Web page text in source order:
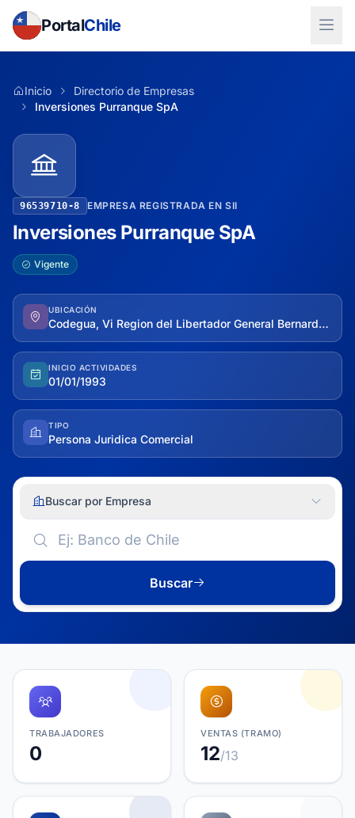
PortalChile
Inicio
Directorio de Empresas
Inversiones Purranque SpA
96539710-8 EMPRESA REGISTRADA EN SII
Inversiones Purranque SpA
Vigente
UBICACIÓN
Codegua, Vi Region del Libertador General Bernardo O'higgins
INICIO ACTIVIDADES
01/01/1993
TIPO
Persona Juridica Comercial
Buscar por Empresa
Buscar
TRABAJADORES
0
VENTAS (TRAMO)
12/13